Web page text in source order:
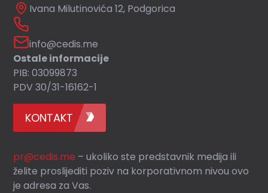
Ivana Milutinovića 12, Podgorica
info@cedis.me
Ostale informacije
PIB: 03099873
PDV 30/31-16162-1
KONTAKT
pr@cedis.me – ukoliko ste predstavnik medija ili
želite proslijediti poziv na korporativnom nivou ovo
je adresa za Vas.